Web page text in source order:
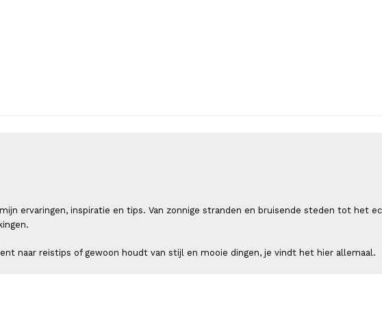
ervaringen, inspiratie en tips. Van zonnige stranden en bruisende steden tot het
naar reistips of gewoon houdt van stijl en mooie dingen, je vindt het hier allemaal.